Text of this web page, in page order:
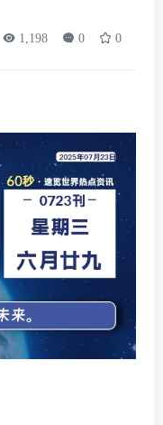
1,198 0 0